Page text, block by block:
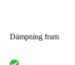
Dämpning fram